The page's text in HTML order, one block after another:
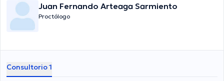
Juan Fernando Arteaga Sarmiento
Proctólogo
Consultorio 1